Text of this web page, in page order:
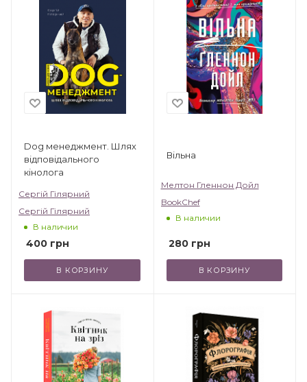
Dog менеджмент. Шлях
відповідального
кінолога
Сергій Гілярний
Сергій Гілярний
В наличии
400 грн
В КОРЗИНУ
Вільна
Мелтон Гленнон Дойл
BookChef
В наличии
280грн
В КОРЗИНУ